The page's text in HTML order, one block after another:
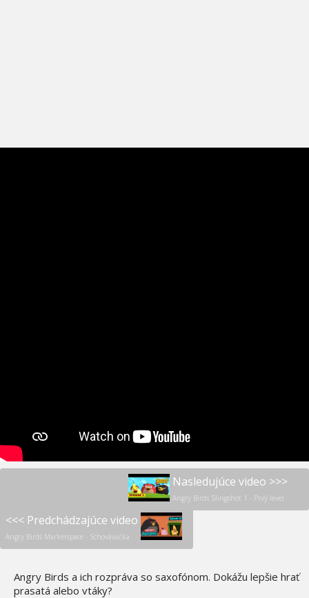
Nasledujúce video >>>
Angry Birds Slingshot 1 - Prvý level
<<< Predchádzajúce video
Angry Birds Markerspace - Schovávačka
Angry Birds a ich rozpráva so saxofónom. Dokážu lepšie hrať
prasatá alebo vtáky?